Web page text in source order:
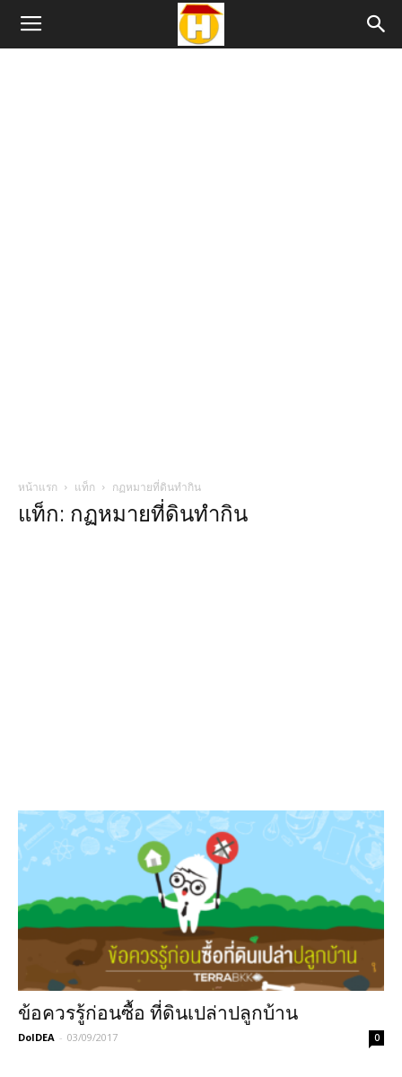
หน้าแรก แท็ก กฏหมายที่ดินทํากิน
แท็ก: กฏหมายที่ดินทํากิน
ข้อควรรู้ก่อนซื้อ ที่ดินเปล่าปลูกบ้าน
DoIDEA - 03/09/2017 0